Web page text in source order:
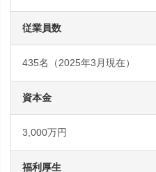
従業員数
435名（2025年3月現在）
資本金
3,000万円
福利厚生